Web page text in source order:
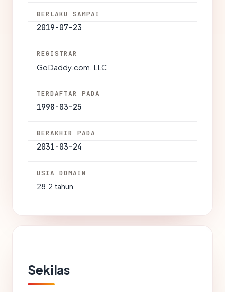
BERLAKU SAMPAI
2019-07-23
REGISTRAR
GoDaddy.com, LLC
TERDAFTAR PADA
1998-03-25
BERAKHIR PADA
2031-03-24
USIA DOMAIN
28.2 tahun
Sekilas